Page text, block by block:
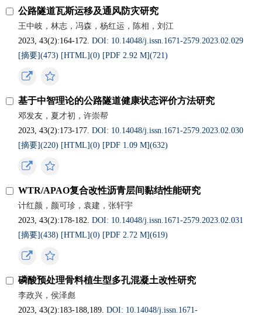
公路隧道瓦斯运移及通风防灾研究
王中岐，林志，冯森，杨红运，陈相，刘江
2023, 43(2):164-172.DOI: 10.14048/j.issn.1671‐2579.2023.02.029
[摘要](473) [HTML](0) [PDF 2.92 M](721)
基于中智理论的公路隧道健康状态评价方法研究
邓发友，夏才初，许崇帮
2023, 43(2):173-177.DOI: 10.14048/j.issn.1671‐2579.2023.02.030
[摘要](220) [HTML](0) [PDF 1.09 M](632)
WTR/APAO复合改性沥青层间黏结性能研究
计红颜，颜可珍，袁建，张轩宇
2023, 43(2):178-182.DOI: 10.14048/j.issn.1671‐2579.2023.02.031
[摘要](438) [HTML](0) [PDF 2.72 M](619)
磷酸预处理骨料植生型多孔混凝土改性研究
李政兴，侯泽彪
2023, 43(2):183-188,189.DOI: 10.14048/j.issn.1671‐